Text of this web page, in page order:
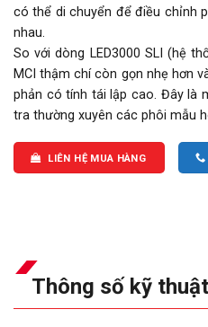
có thể di chuyển để điều chỉnh
nhau.
So với dòng LED3000 SLI (hệ
MCI thậm chí còn gọn nhẹ hơn
phản có tính tái lập cao. Đây là
tra thường xuyên các phôi mẫu
LIÊN HỆ MUA HÀNG
Thông số kỹ thuật